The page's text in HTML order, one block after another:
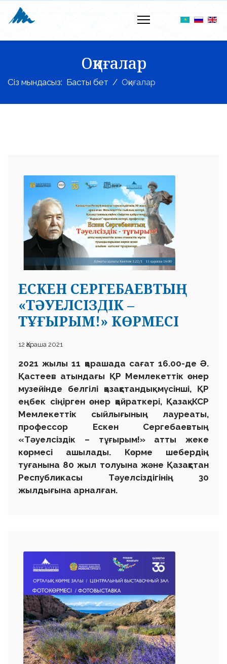
Оқиғалар
Сіз мындасыз: Басты бет Оқиғалар
ЕСКЕН СЕРГЕБАЕВТЫҢ
«ТӘУЕЛСІЗДІК –
ТҰҒЫРЫМ!» КӨРМЕСІ
12 Қараша 2021
2021 жылы 11 қарашада сағат 16.00-де Ә.
Қастеев атындағы ҚР Мемлекеттік өнер
музейінде белгілі қазақстандық мүсінші, ҚР
еңбек сіңірген өнер қайраткері, Қазақ КСР
Мемлекеттік сыйлығының лауреаты,
профессор Ескен Сергебаевтың
«Тәуелсіздік – тұғырым!» атты жеке
көрмесі ашылады. Көрме шебердің
туғанына 80 жыл толуына және Қазақстан
Республикасы Тәуелсіздігінің 30
жылдығына арналған.